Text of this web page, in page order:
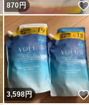
いいね！
870円
いいね！
3,598円